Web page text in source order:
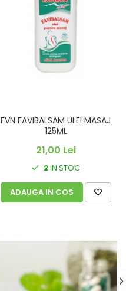
FVN FAVIBALSAM ULEI MASAJ
125ML
21,00 Lei
2IN STOC
ADAUGA IN COS